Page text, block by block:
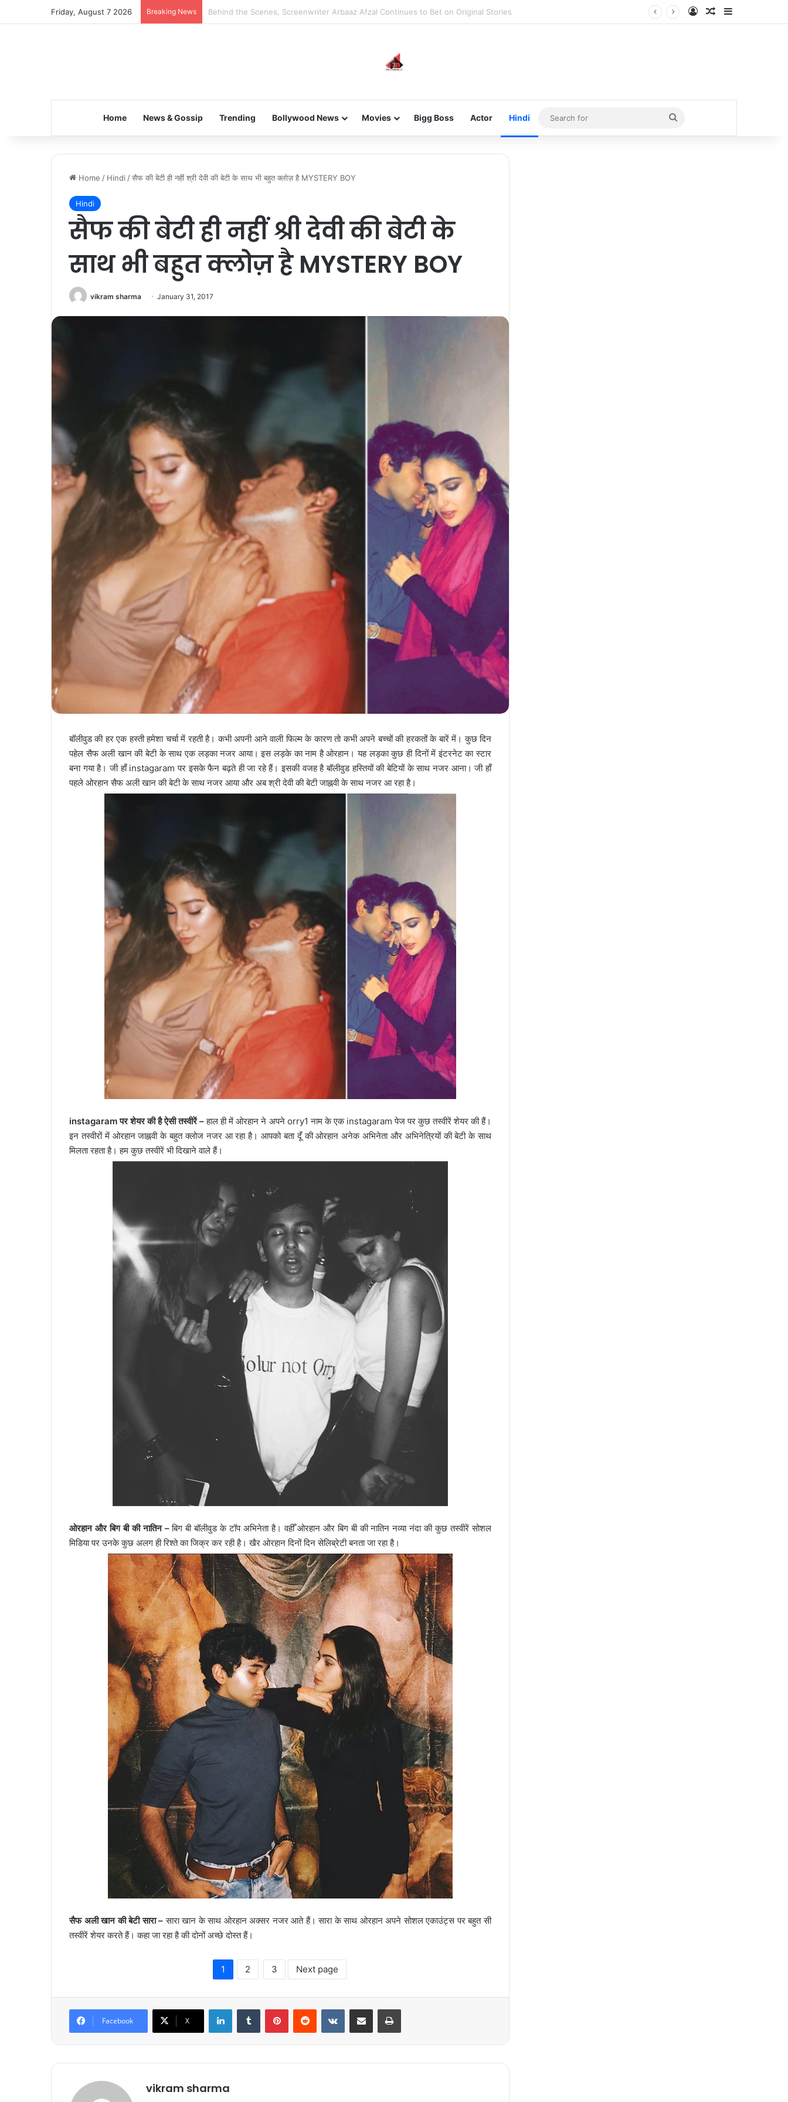
Friday, August 7 2026 Breaking News Inspiring the new-gen with her journey in fashion, meet Jaya Thakur. Log InRandom Article
Home News & Gossip Trending Bollywood News Movies Bigg Boss Actor Hindi
Search
for
Home / Hindi /सैफ की बेटी ही नहीं श्री देवी की बेटी के साथ भी बहुत क्लोज़ है MYSTERY BOY
Hindi
सैफ की बेटी ही नहीं श्री देवी की बेटी के
साथ भी बहुत क्लोज़ है MYSTERY BOY
vikram sharma January 31, 2017
बॉलीवुड की हर एक हस्ती हमेशा चर्चा में रहती है। कभी अपनी आने वाली फिल्म के कारण तो कभी अपने बच्चों की हरकतों के बारें में। कुछ दिन
पहेल सैफ अली खान की बेटी के साथ एक लड़का नजर आया। इस लड़के का नाम है ओरहान। यह लड़का कुछ ही दिनों में इंटरनेट का स्टार
बना गया है। जी हाँ instagaram पर इसके फैन बढ़ते ही जा रहे हैं। इसकी वजह है बॉलीवुड हस्तियों की बेटियों के साथ नजर आना। जी हाँ
पहले ओरहान सैफ अली खान की बेटी के साथ नजर आया और अब श्री देवी की बेटी जाह्नवी के साथ नजर आ रहा है।
instagaram पर शेयर की है ऐसी तस्वीरें –हाल ही में ओरहान ने अपने orry1 नाम के एक instagaram पेज पर कुछ तस्वीरें शेयर की हैं।
इन तस्वीरों में ओरहान जाह्नवी के बहुत क्लोज नजर आ रहा है। आपको बता दूँ की ओरहान अनेक अभिनेता और अभिनेत्रियों की बेटी के साथ
मिलता रहता है। हम कुछ तस्वीरें भी दिखाने वाले हैं।
ओरहान और बिग बी की नातिन –बिग बी बॉलीवुड के टॉप अभिनेता है। वहीँ ओरहान और बिग बी की नातिन नव्या नंदा की कुछ तस्वीरें सोशल
मिडिया पर उनके कुछ अलग ही रिश्ते का जिक्र कर रही है। खैर ओरहान दिनों दिन सेलिब्रेटी बनता जा रहा है।
सैफ अली खान की बेटी सारा –सारा खान के साथ ओरहान अक्सर नजर आते हैं। सारा के साथ ओरहान अपने सोशल एकाउंट्स पर बहुत सी
तस्वीरें शेयर करते हैं। कहा जा रहा है की दोनों अच्छे दोस्त हैं।
1 2 3 Next page
Facebook X
vikram sharma